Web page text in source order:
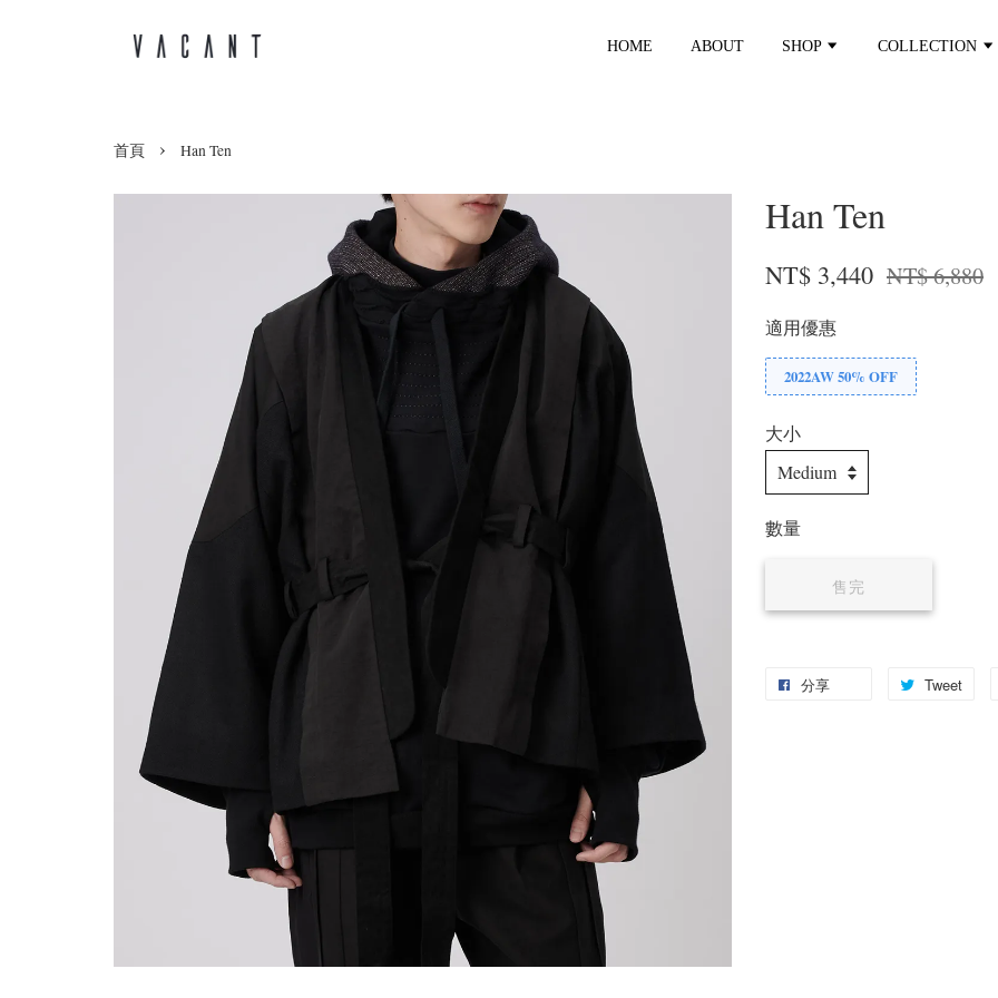
HOME ABOUT SHOP COLLECTION
首頁 › Han Ten
Han Ten
NT$ 3,440 NT$ 6,880
適用優惠
2022AW 50% OFF
大小
數量
售完
分享 Tweet